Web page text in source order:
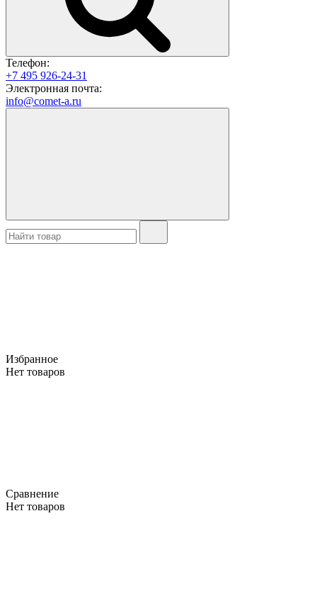
Телефон:
+7 495 926-24-31
Электронная почта:
info@comet-a.ru
Избранное
Нет товаров
Сравнение
Нет товаров